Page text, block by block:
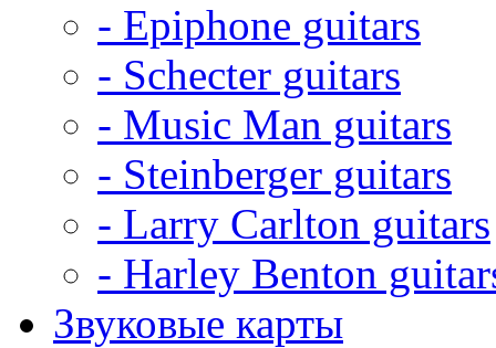
- Epiphone guitars
- Schecter guitars
- Music Man guitars
- Steinberger guitars
- Larry Carlton guitars
- Harley Benton
Звуковые карты